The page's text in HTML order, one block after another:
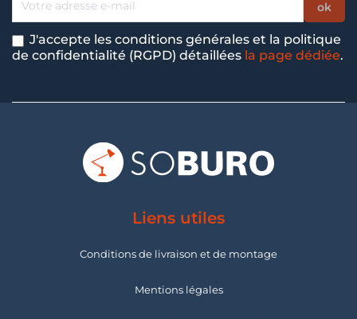
J'accepte les conditions générales et la politique
de confidentialité (RGPD) détaillées la page dédiée.
Liens utiles
Conditions de livraison et de montage
Mentions légales